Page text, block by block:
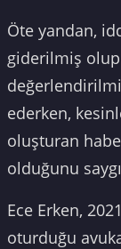
Öte yandan,
giderilmiş
ederken,
oluşturan
olduğunu
Ece Erken,
oturduğu